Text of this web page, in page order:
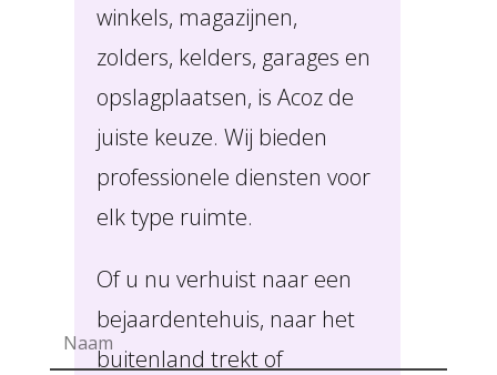
winkels, magazijnen,
zolders, kelders, garages en
opslagplaatsen, is Acoz de
juiste keuze. Wij bieden
professionele diensten voor
elk type ruimte.
Of u nu verhuist naar een
bejaardentehuis, naar het
buitenland trekt of